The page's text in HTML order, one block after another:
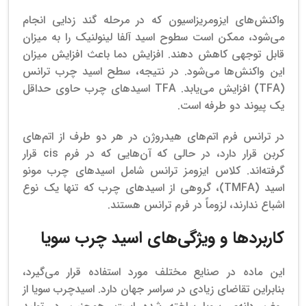
واکنش‌های ایزومریزاسیون که در مرحله گند زدایی انجام
می‌شود، ممکن است سطوح اسید آلفا لینولنیک را به میزان
قابل توجهی کاهش دهند. افزایش دما باعث افزایش میزان
این واکنش‌ها می‌شود. در نتیجه، سطح اسید چرب ترانس
(TFA) افزایش می‌یابد. TFA اسیدهای چرب حاوی حداقل
یک پیوند دو طرفه است.
در ترانس فرم اتم‌های هیدروژن در هر دو طرف از اتم‌های
کربن قرار دارد، در حالی که آن‌هایی که در فرم cis قرار
گرفته‌اند. کلاس ایزومز ترانس شامل اسیدهای چرب مونو
اسید (TMFA)، گروهی از اسیدهای چرب که تنها یک نوع
اشباع ندارند، لزوماً در فرم ترانس هستند.
کاربرد‌ها و ویژگی‌های اسید چرب سویا
این ماده در صنایع مختلف مورد استفاده قرار می‌گیرد،
بنابراین تقاضای زیادی در سراسر جهان دارد. اسیدچرب سویا از